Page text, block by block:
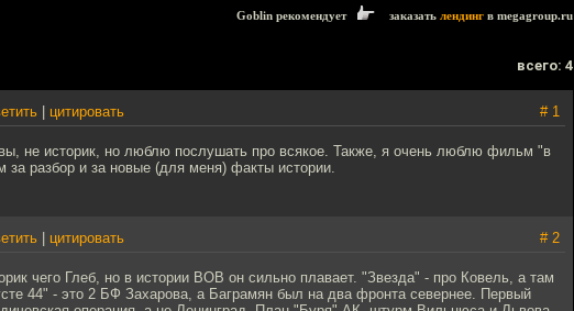
Goblin рекомендует заказать лендинг в megagroup.ru
всего: 4
цитировать # 1
не историк, но люблю послушать про всякое. Также, я очень люблю фильм "в
за разбор и за новые (для меня) факты истории.
цитировать # 2
чего Глеб, но в истории ВОВ он сильно плавает. "Звезда" - про Ковель, а там
44" - это 2 БФ Захарова, а Баграмян был на два фронта севернее. Первый